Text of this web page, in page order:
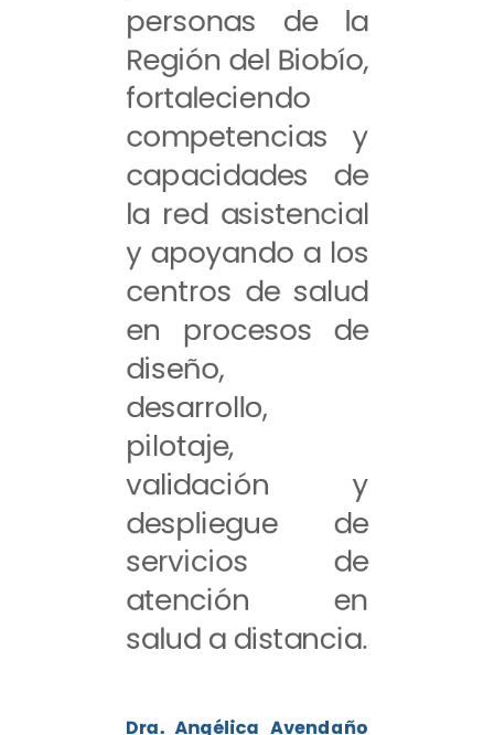
personas de la
Región del Biobío,
fortaleciendo
competencias y
capacidades de
la red asistencial
y apoyando a los
centros de salud
en procesos de
diseño,
desarrollo,
pilotaje,
validación y
despliegue de
servicios de
atención en
salud a distancia.
Dra. Angélica Avendaño